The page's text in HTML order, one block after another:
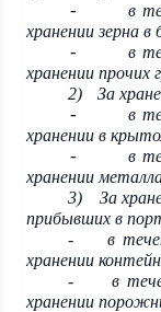
-
в
хранении зерна в
- в
хранении прочих
2)
За
-
в
хранении в
-
в
хранении
3)
За
прибывших в
-
в
хранении
-
в
хранении